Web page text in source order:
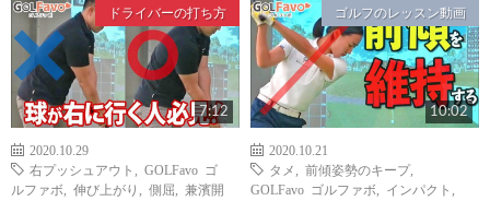
ドライバーの打ち方
7:12
2020.10.29
右プッシュアウト
GOLFavo ゴ
ルファボ
伸び上がり 側屈
兼濱開
ゴルフのレッスン動画
10:02
2020.10.21
タメ
前傾姿勢のキープ,
GOLFavo ゴルファボ
インパクト